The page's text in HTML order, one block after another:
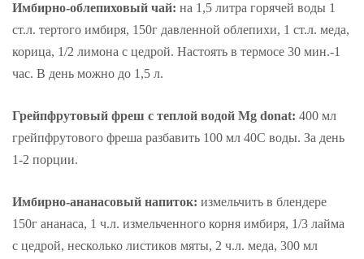
Имбирно-облепиховый чай: на 1,5 литра горячей воды 1
ст.л. тертого имбиря, 150г давленной облепихи, 1 ст.л. меда,
корица, 1/2 лимона с цедрой. Настоять в термосе 30 мин.-1
час. В день можно до 1,5 л.
Грейпфрутовый фреш с теплой водой Mg donat: 400 мл
грейпфрутового фреша разбавить 100 мл 40С воды. За день
1-2 порции.
Имбирно-ананасовый напиток: измельчить в блендере
150г ананаса, 1 ч.л. измельченного корня имбиря, 1/3 лайма
с цедрой, несколько листиков мяты, 2 ч.л. меда, 300 мл